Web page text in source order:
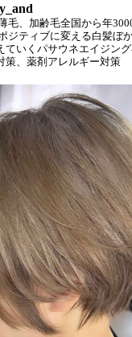
毛、加齢毛全国から年
ジティブに変える白髪ぼ
ていくパサウネエイジン
策、薬剤アレルギー対策